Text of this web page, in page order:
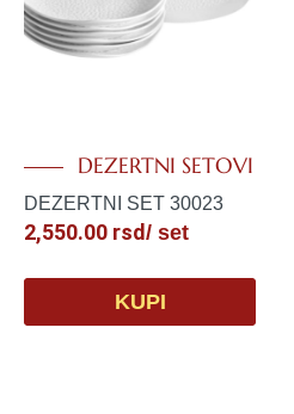
DEZERTNI SETOVI
DEZERTNI SET 30023
2,550.00 rsd/ set
KUPI